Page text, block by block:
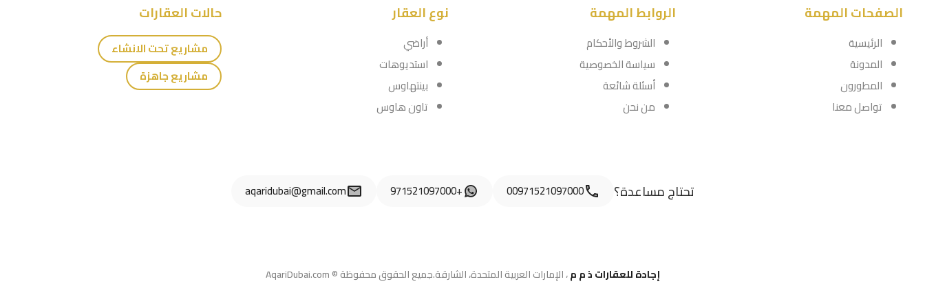
الصفحات المهمة
الرئيسية
المدونة
المطورون
تواصل معنا
الروابط المهمة
الشروط والأحكام
سياسة الخصوصية
أسئلة شائعة
من نحن
نوع العقار
أراضي
استديوهات
بينتهاوس
تاون هاوس
حالات العقارات
مشاريع تحت الانشاء
مشاريع جاهزة
تحتاج مساعدة؟ 00971521097000
+971521097000
aqaridubai@gmail.com
إجادة للعقارات ذ م م، الإمارات العربية المتحدة، الشارقة.جميع الحقوق محفوظة © AqariDubai.com